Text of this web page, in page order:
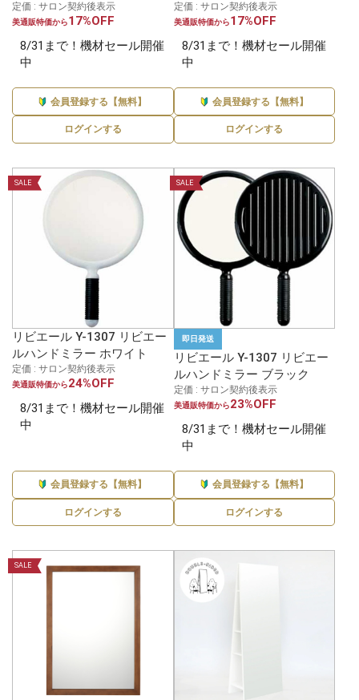
定価 : サロン契約後表示
美通販特価から17%OFF
8/31まで！機材セール開催
中
会員登録する【無料】
ログインする
定価 : サロン契約後表示
美通販特価から17%OFF
8/31まで！機材セール開催
中
会員登録する【無料】
ログインする
SALE
リビエール Y-1307 リビエー
ルハンドミラー ホワイト
定価 : サロン契約後表示
美通販特価から24%OFF
8/31まで！機材セール開催
中
会員登録する【無料】
ログインする
SALE
即日発送
リビエール Y-1307 リビエー
ルハンドミラー ブラック
定価 : サロン契約後表示
美通販特価から23%OFF
8/31まで！機材セール開催
中
会員登録する【無料】
ログインする
SALE